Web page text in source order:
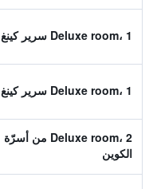
Deluxe room، 1 سرير كينغ
Deluxe room، 1 سرير كينغ
Deluxe room، 2 من أسرّة
الكوين